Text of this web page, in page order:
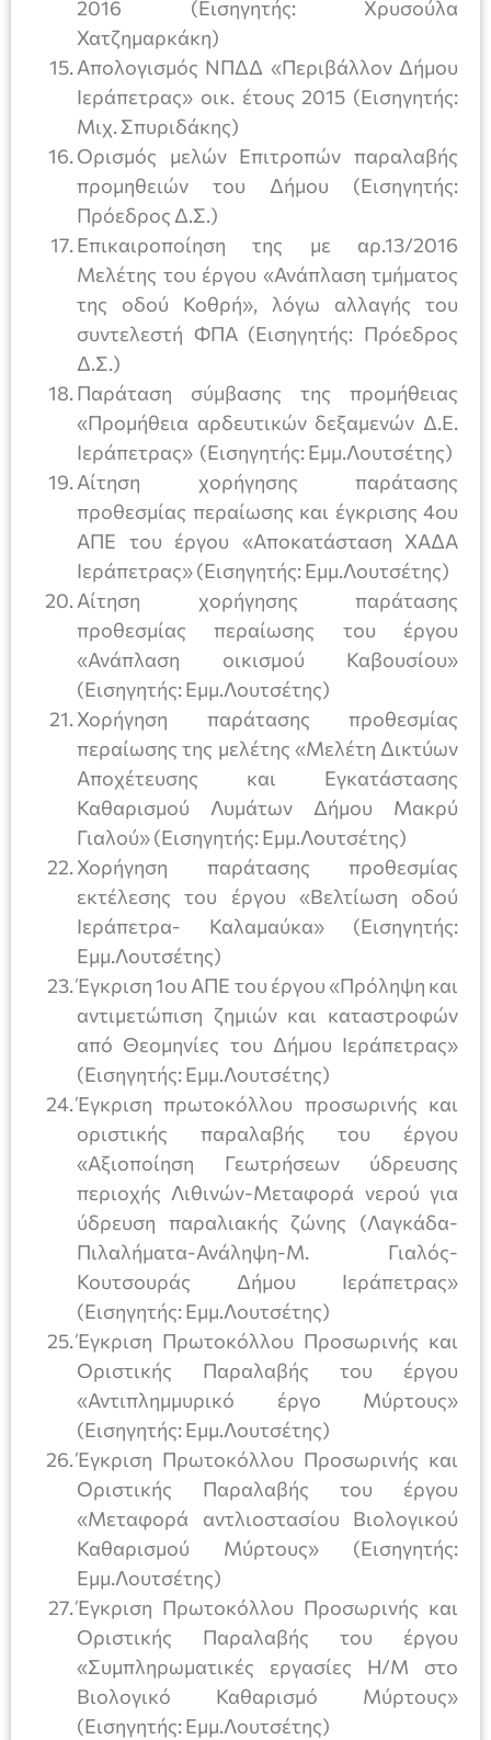
2016 (Εισηγητής: Χρυσούλα
Χατζημαρκάκη)
Απολογισμός ΝΠΔΔ «Περιβάλλον Δήμου
Ιεράπετρας» οικ. έτους 2015 (Εισηγητής:
Μιχ. Σπυριδάκης)
Ορισμός μελών Επιτροπών παραλαβής
προμηθειών του Δήμου (Εισηγητής:
Πρόεδρος Δ.Σ.)
Επικαιροποίηση της με αρ.13/2016
Μελέτης του έργου «Ανάπλαση τμήματος
της οδού Κοθρή», λόγω αλλαγής του
συντελεστή ΦΠΑ (Εισηγητής: Πρόεδρος
Δ.Σ.)
Παράταση σύμβασης της προμήθειας
«Προμήθεια αρδευτικών δεξαμενών Δ.Ε.
Ιεράπετρας» (Εισηγητής: Εμμ.Λουτσέτης)
Αίτηση χορήγησης παράτασης
προθεσμίας περαίωσης και έγκρισης 4ου
ΑΠΕ του έργου «Αποκατάσταση ΧΑΔΑ
Ιεράπετρας» (Εισηγητής: Εμμ.Λουτσέτης)
Αίτηση χορήγησης παράτασης
προθεσμίας περαίωσης του έργου
«Ανάπλαση οικισμού Καβουσίου»
(Εισηγητής: Εμμ.Λουτσέτης)
Χορήγηση παράτασης προθεσμίας
περαίωσης της μελέτης «Μελέτη Δικτύων
Αποχέτευσης και Εγκατάστασης
Καθαρισμού Λυμάτων Δήμου Μακρύ
Γιαλού» (Εισηγητής: Εμμ.Λουτσέτης)
Χορήγηση παράτασης προθεσμίας
εκτέλεσης του έργου «Βελτίωση οδού
Ιεράπετρα- Καλαμαύκα» (Εισηγητής:
Εμμ.Λουτσέτης)
Έγκριση 1ου ΑΠΕ του έργου «Πρόληψη και
αντιμετώπιση ζημιών και καταστροφών
από Θεομηνίες του Δήμου Ιεράπετρας»
(Εισηγητής: Εμμ.Λουτσέτης)
Έγκριση πρωτοκόλλου προσωρινής και
οριστικής παραλαβής του έργου
«Αξιοποίηση Γεωτρήσεων ύδρευσης
περιοχής Λιθινών-Μεταφορά νερού για
ύδρευση παραλιακής ζώνης (Λαγκάδα-
Πιλαλήματα-Ανάληψη-Μ. Γιαλός-
Κουτσουράς Δήμου Ιεράπετρας»
(Εισηγητής: Εμμ.Λουτσέτης)
Έγκριση Πρωτοκόλλου Προσωρινής και
Οριστικής Παραλαβής του έργου
«Αντιπλημμυρικό έργο Μύρτους»
(Εισηγητής: Εμμ.Λουτσέτης)
Έγκριση Πρωτοκόλλου Προσωρινής και
Οριστικής Παραλαβής του έργου
«Μεταφορά αντλιοστασίου Βιολογικού
Καθαρισμού Μύρτους» (Εισηγητής:
Εμμ.Λουτσέτης)
Έγκριση Πρωτοκόλλου Προσωρινής και
Οριστικής Παραλαβής του έργου
«Συμπληρωματικές εργασίες Η/Μ στο
Βιολογικό Καθαρισμό Μύρτους»
(Εισηγητής: Εμμ.Λουτσέτης)